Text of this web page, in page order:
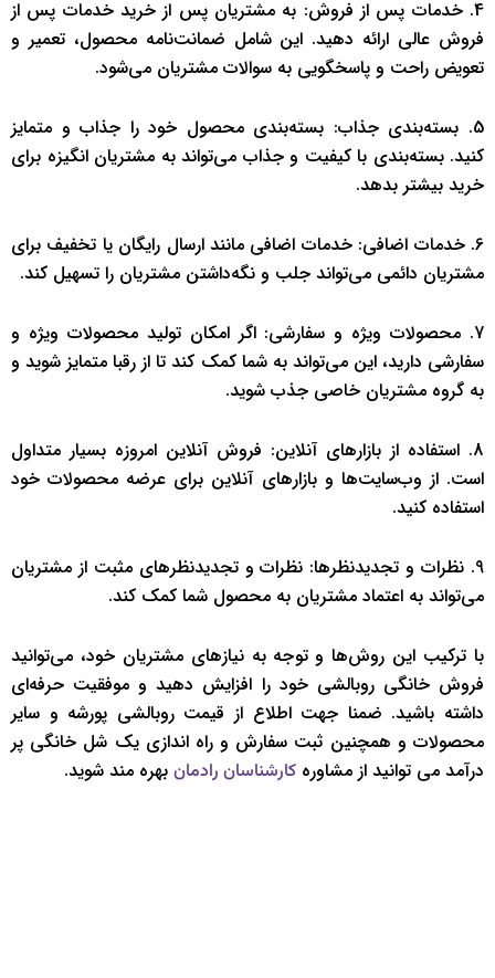
4. خدمات پس از فروش: به مشتریان پس از خرید خدمات پس از
فروش عالی ارائه دهید. این شامل ضمانت‌نامه محصول، تعمیر و
تعویض راحت و پاسخگویی به سوالات مشتریان می‌شود.
5. بسته‌بندی جذاب: بسته‌بندی محصول خود را جذاب و متمایز
کنید. بسته‌بندی با کیفیت و جذاب می‌تواند به مشتریان انگیزه برای
خرید بیشتر بدهد.
6. خدمات اضافی: خدمات اضافی مانند ارسال رایگان یا تخفیف برای
مشتریان دائمی می‌تواند جلب و نگه‌داشتن مشتریان را تسهیل کند.
7. محصولات ویژه و سفارشی: اگر امکان تولید محصولات ویژه و
سفارشی دارید، این می‌تواند به شما کمک کند تا از رقبا متمایز شوید و
به گروه مشتریان خاصی جذب شوید.
8. استفاده از بازارهای آنلاین: فروش آنلاین امروزه بسیار متداول
است. از وب‌سایت‌ها و بازارهای آنلاین برای عرضه محصولات خود
استفاده کنید.
9. نظرات و تجدیدنظرها: نظرات و تجدیدنظرهای مثبت از مشتریان
می‌تواند به اعتماد مشتریان به محصول شما کمک کند.
با ترکیب این روش‌ها و توجه به نیازهای مشتریان خود، می‌توانید
فروش خانگی روبالشی خود را افزایش دهید و موفقیت حرفه‌ای
داشته باشید. ضمنا جهت اطلاع از قیمت روبالشی پورشه و سایر
محصولات و همچنین ثبت سفارش و راه اندازی یک شل خانگی پر
درآمد می توانید از مشاوره کارشناسان رادمان بهره مند شوید.